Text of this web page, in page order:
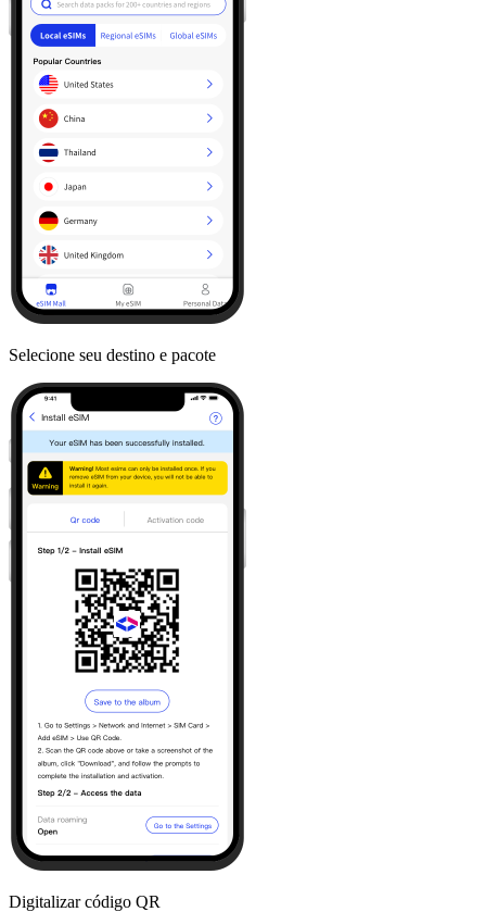
Selecione seu destino e pacote
Digitalizar código QR